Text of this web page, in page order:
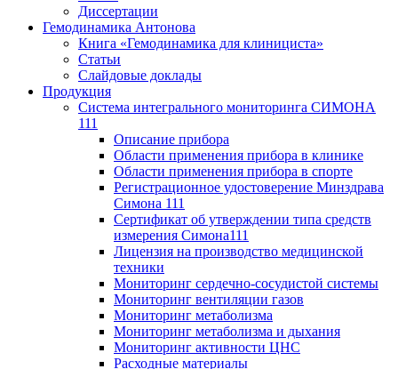
Диссертации
Гемодинамика Антонова
Книга «Гемодинамика для клинициста»
Статьи
Слайдовые доклады
Продукция
Система интегрального мониторинга СИМОНА
111
Описание прибора
Области применения прибора в клинике
Области применения прибора в спорте
Регистрационное удостоверение Минздрава
Симона 111
Сертификат об утверждении типа средств
измерения Симона111
Лицензия на производство медицинской
техники
Мониторинг сердечно-сосудистой системы
Мониторинг вентиляции газов
Мониторинг метаболизма
Мониторинг метаболизма и дыхания
Мониторинг активности ЦНС
Расходные материалы